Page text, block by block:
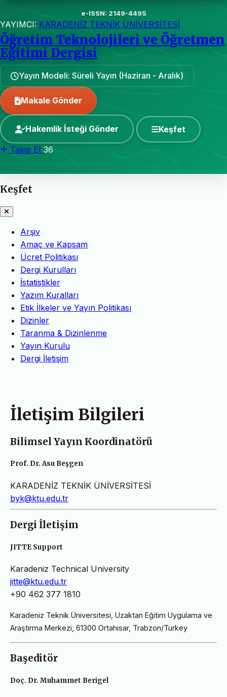
e-ISSN: 2149-4495
YAYIMCI: KARADENİZ TEKNİK ÜNİVERSİTESİ
Öğretim Teknolojileri ve Öğretmen
Eğitimi Dergisi
Yayın Modeli: Süreli Yayın (Haziran - Aralık)
Makale Gönder
Hakemlik İsteği Gönder Keşfet
Takip Et 36
Keşfet
Arşiv
Amaç ve Kapsam
Ücret Politikası
Dergi Kurulları
İstatistikler
Yazım Kuralları
Etik İlkeler ve Yayın Politikası
Dizinler
Taranma & Dizinlenme
Yayın Kurulu
Dergi İletişim
İletişim Bilgileri
Bilimsel Yayın Koordinatörü
Prof. Dr. Asu Beşgen
KARADENİZ TEKNİK ÜNİVERSİTESİ
byk@ktu.edu.tr
Dergi İletişim
JITTE Support
Karadeniz Technical University
jitte@ktu.edu.tr
+90 462 377 1810
Karadeniz Teknik Üniversitesi, Uzaktan Eğitim Uygulama ve
Araştırma Merkezi, 61300 Ortahisar, Trabzon/Turkey
Başeditör
Doç. Dr. Muhammet Berigel